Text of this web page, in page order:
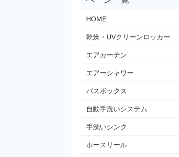
HOME
乾燥・UVクリーンロッカー
エアカーテン
エアーシャワー
パスボックス
自動手洗いシステム
手洗いシンク
ホースリール